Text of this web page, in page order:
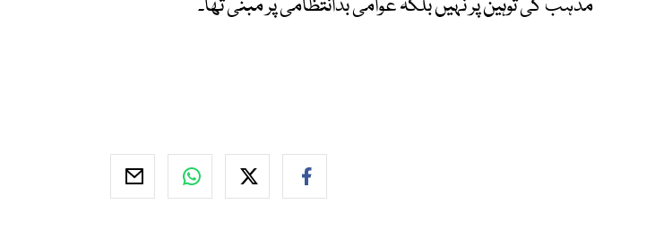
مذہب کی توہین پر نہیں بلکہ عوامی بدانتظامی پر مبنی تھا۔